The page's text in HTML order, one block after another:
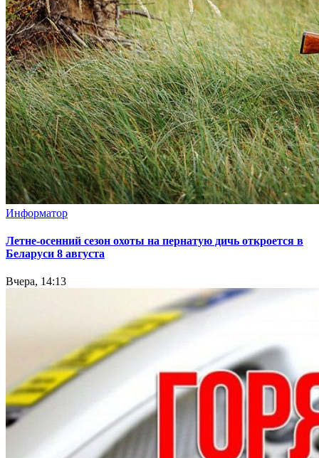
Информатор
Летне-осенний сезон охоты на пернатую дичь откроется в
Беларуси 8 августа
Вчера, 14:13